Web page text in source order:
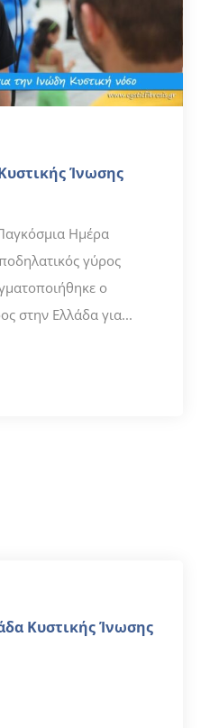
Ίνωσης
Ημέρα
γύρος
ο
στην Ελλάδα για...
Κυστικής Ίνωσης